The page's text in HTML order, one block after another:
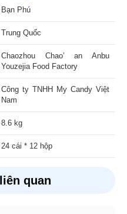
Bạn Phú
Trung Quốc
Chaozhou Chao’ an Anbu
Youzejia Food Factory
Công ty TNHH My Candy Việt
Nam
8.6 kg
24 cái * 12 hộp
quan